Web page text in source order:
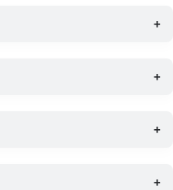
+
+
+
+